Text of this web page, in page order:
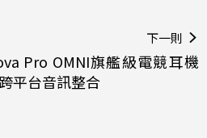
下一則
Pro OMNI旗艦級電競耳機
平台音訊整合